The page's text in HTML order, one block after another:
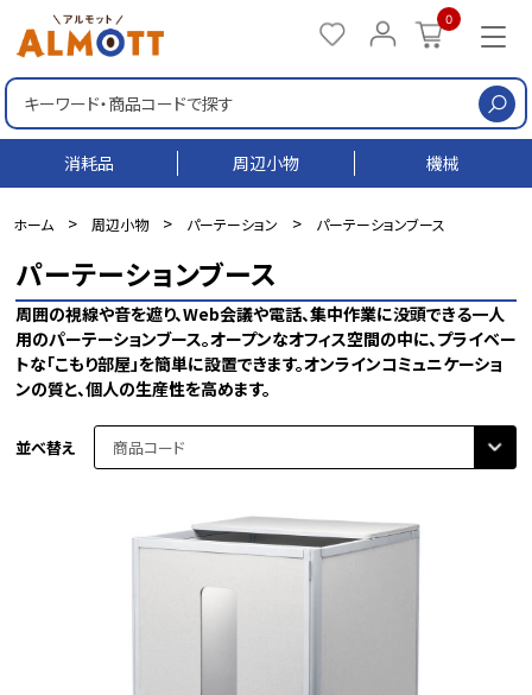
0
消耗品 周辺小物 機械
ホーム > 周辺小物 > パーテーション > パーテーションブース
パーテーションブース
周囲の視線や音を遮り、Web会議や電話、集中作業に没頭できる一人
用のパーテーションブース。オープンなオフィス空間の中に、プライベー
トな「こもり部屋」を簡単に設置できます。オンラインコミュニケーショ
ンの質と、個人の生産性を高めます。
並べ替え